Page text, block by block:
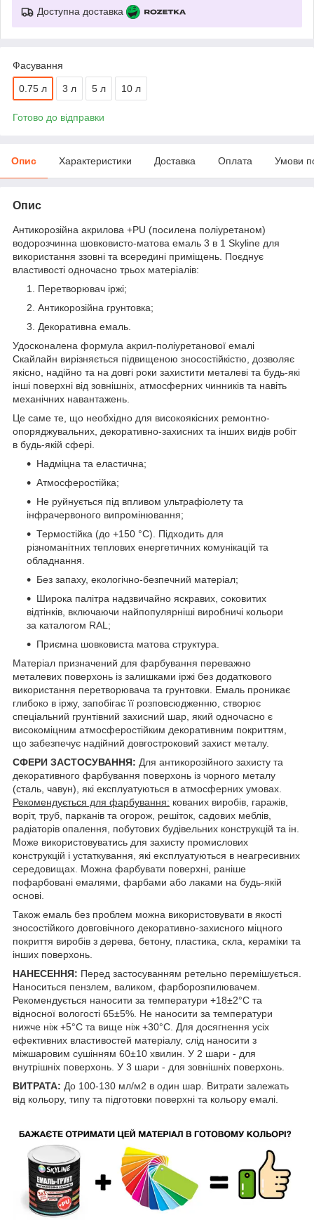
Доступна доставка
Фасування
0.75 л 3 л 5 л 10 л
Готово до відправки
Опис Характеристики Доставка Оплата Умови
Опис
Антикорозійна акрилова +PU (посилена поліуретаном)
водорозчинна шовковисто-матова емаль 3 в 1 Skyline для
використання ззовні та всередині приміщень. Поєднує
властивості одночасно трьох матеріалів:
Перетворювач іржі;
Антикорозійна грунтовка;
Декоративна емаль.
Удосконалена формула акрил-поліуретанової емалі
Скайлайн вирізняється підвищеною зносостійкістю, дозволяє
якісно, надійно та на довгі роки захистити металеві та будь-які
інші поверхні від зовнішніх, атмосферних чинників та навіть
механічних навантажень.
Це саме те, що необхідно для високоякісних ремонтно-
опоряджувальних, декоративно-захисних та інших видів робіт
в будь-якій сфері.
Надміцна та еластична;
Атмосферостійка;
Не руйнується під впливом ультрафіолету та
інфрачервоного випромінювання;
Термостійка (до +150 °С). Підходить для
різноманітних теплових енергетичних комунікацій та
обладнання.
Без запаху, екологічно-безпечний матеріал;
Широка палітра надзвичайно яскравих, соковитих
відтінків, включаючи найпопулярніші виробничі кольори
за каталогом RAL;
Приємна шовковиста матова структура.
Матеріал призначений для фарбування переважно
металевих поверхонь із залишками іржі без додаткового
використання перетворювача та грунтовки. Емаль проникає
глибоко в іржу, запобігає її розповсюдженню, створює
спеціальний грунтівний захисний шар, який одночасно є
високоміцним атмосферостійким декоративним покриттям,
що забезпечує надійний довгостроковий захист металу.
СФЕРИ ЗАСТОСУВАННЯ: Для антикорозійного захисту та
декоративного фарбування поверхонь із чорного металу
(сталь, чавун), які експлуатуються в атмосферних умовах.
Рекомендується для фарбування: кованих виробів, гаражів,
воріт, труб, парканів та огорож, решіток, садових меблів,
радіаторів опалення, побутових будівельних конструкцій та ін.
Може використовуватись для захисту промислових
конструкцій і устаткування, які експлуатуються в неагресивних
середовищах. Можна фарбувати поверхні, раніше
пофарбовані емалями, фарбами або лаками на будь-якій
основі.
Також емаль без проблем можна використовувати в якості
зносостійкого довговічного декоративно-захисного міцного
покриття виробів з дерева, бетону, пластика, скла, кераміки та
інших поверхонь.
НАНЕСЕННЯ: Перед застосуванням ретельно перемішується.
Наноситься пензлем, валиком, фарборозпилювачем.
Рекомендується наносити за температури +18±2°С та
відносної вологості 65±5%. Не наносити за температури
нижче ніж +5°С та вище ніж +30°С. Для досягнення усіх
ефективних властивостей матеріалу, слід наносити з
міжшаровим сушінням 60±10 хвилин. У 2 шари - для
внутрішніх поверхонь. У 3 шари - для зовнішніх поверхонь.
ВИТРАТА: До 100-130 мл/м2 в один шар. Витрати залежать
від кольору, типу та підготовки поверхні та кольору емалі.